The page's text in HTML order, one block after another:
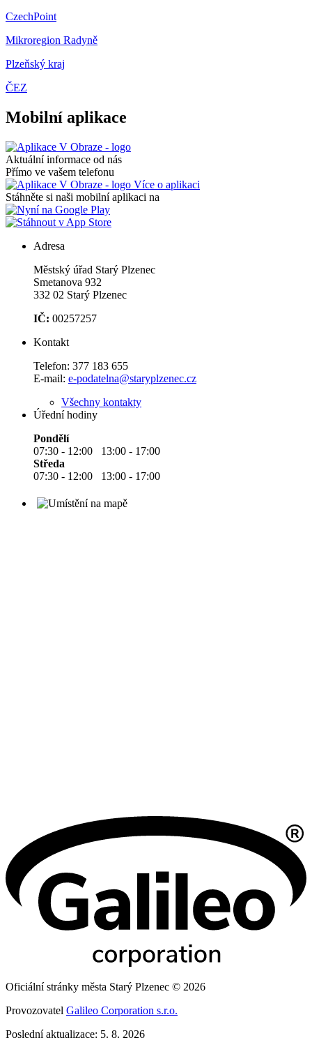
CzechPoint
Mikroregion Radyně
Plzeňský kraj
ČEZ
Mobilní aplikace
Aktuální informace od nás
Přímo ve vašem telefonu
Více o aplikaci
Stáhněte si naši mobilní aplikaci na
Adresa
Městský úřad Starý Plzenec
Smetanova 932
332 02 Starý Plzenec
IČ: 00257257
Kontakt
Telefon: 377 183 655
E-mail: e-podatelna@staryplzenec.cz
Všechny kontakty
Úřední hodiny
Pondělí
07:30 - 12:00 13:00 - 17:00
Středa
07:30 - 12:00 13:00 - 17:00
Oficiální stránky města Starý Plzenec © 2026
Provozovatel Galileo Corporation s.r.o.
Poslední aktualizace: 5. 8. 2026